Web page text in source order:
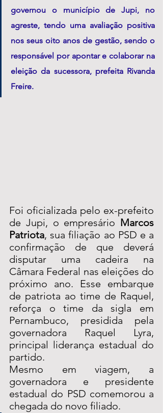
governou o município de Jupi, no
agreste, tendo uma avaliação positiva
nos seus oito anos de gestão, sendo o
responsável por apontar e colaborar na
eleição da sucessora, prefeita Rivanda
Freire.
Foi oficializada pelo ex-prefeito
de Jupi, o empresário Marcos
Patriota, sua filiação ao PSD e a
confirmação de que deverá
disputar uma cadeira na
Câmara Federal nas eleições do
próximo ano. Esse embarque
de patriota ao time de Raquel,
reforça o time da sigla em
Pernambuco, presidida pela
governadora Raquel Lyra,
principal liderança estadual do
partido.
Mesmo em viagem, a
governadora e presidente
estadual do PSD comemorou a
chegada do novo filiado.